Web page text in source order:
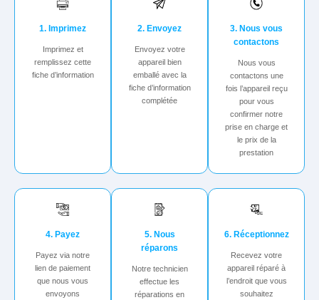
1. Imprimez
Imprimez et
remplissez cette
fiche d’information
2. Envoyez
Envoyez votre
appareil bien
emballé avec la
fiche d’information
complétée
3. Nous vous
contactons
Nous vous
contactons une
fois l’appareil reçu
pour vous
confirmer notre
prise en charge et
le prix de la
prestation
4. Payez
Payez via notre
lien de paiement
que nous vous
envoyons
5. Nous
réparons
Notre technicien
effectue les
réparations en
6. Réceptionnez
Recevez votre
appareil réparé à
l’endroit que vous
souhaitez